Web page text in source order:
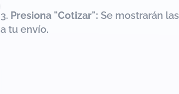
Presiona "Cotizar": Se mostrarán
a tu envío.